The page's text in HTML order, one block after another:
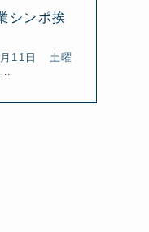
シンポ挨
月11日 土曜